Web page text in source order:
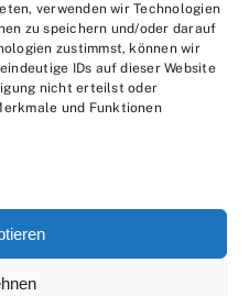
verwenden wir Technologien
zu speichern und/oder darauf
zustimmst, können wir
IDs auf dieser Website
nicht erteilst oder
und Funktionen
uns
•by Moveco